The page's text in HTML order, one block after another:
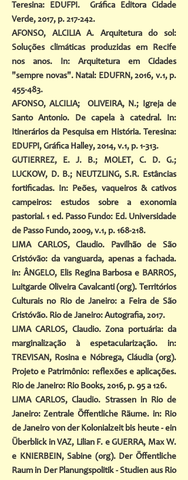
Teresina: EDUFPI. Gráfica Editora Cidade
Verde, 2017, p. 217-242.
AFONSO, ALCILIA A. Arquitetura do sol:
Soluções climáticas produzidas em Recife
nos anos. In: Arquitetura em Cidades
"sempre novas". Natal: EDUFRN, 2016, v.1, p.
455-483.
AFONSO, ALCILIA; OLIVEIRA, N.; Igreja de
Santo Antonio. De capela à catedral. In:
Itinerários da Pesquisa em História. Teresina:
EDUFPI, Gráfica Halley, 2014, v.1, p. 1-313.
GUTIERREZ, E. J. B.; MOLET, C. D. G.;
LUCKOW, D. B.; NEUTZLING, S.R. Estâncias
fortificadas. In: Peões, vaqueiros & cativos
campeiros: estudos sobre a exonomia
pastorial. 1 ed. Passo Fundo: Ed. Universidade
de Passo Fundo, 2009, v.1, p. 168-218.
LIMA CARLOS, Claudio. Pavilhão de São
Cristóvão: da vanguarda, apenas a fachada.
in: ÂNGELO, Elis Regina Barbosa e BARROS,
Luitgarde Oliveira Cavalcanti (org). Territórios
Culturais no Rio de Janeiro: a Feira de São
Cristóvão. Rio de Janeiro: Autografia, 2017.
LIMA CARLOS, Claudio. Zona portuária: da
marginalização à espetacularização. in:
TREVISAN, Rosina e Nóbrega, Cláudia (org).
Projeto e Patrimônio: reflexões e aplicações.
Rio de Janeiro: Rio Books, 2016, p. 95 a 126.
LIMA CARLOS, Claudio. Strassen in Rio de
Janeiro: Zentrale Öffentliche Räume. in: Rio
de Janeiro von der Kolonialzeit bis heute - ein
Überblick in VAZ, Lilian F. e GUERRA, Max W.
e KNIERBEIN, Sabine (org). Der Öffentliche
Raum in Der Planungspolitik - Studien aus Rio